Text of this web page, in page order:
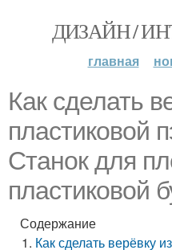
ДИЗАЙН /
главная
Как сделать
пластиковой
Станок для
пластиковой
Содержание
Как сделать верёвку